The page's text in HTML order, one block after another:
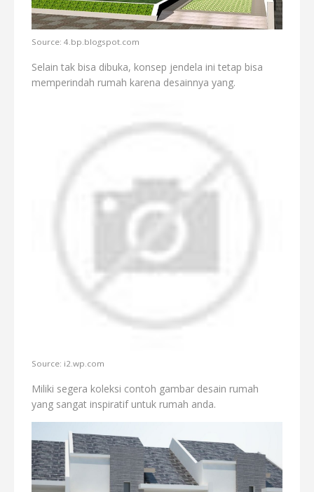
Source: 4.bp.blogspot.com
Selain tak bisa dibuka, konsep jendela ini tetap bisa
memperindah rumah karena desainnya yang.
Source: i2.wp.com
Miliki segera koleksi contoh gambar desain rumah
yang sangat inspiratif untuk rumah anda.